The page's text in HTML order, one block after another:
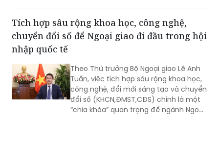
Tích hợp sâu rộng khoa học, công nghệ,
chuyển đổi số để Ngoại giao đi đầu trong hội
nhập quốc tế
Theo Thứ trưởng Bộ Ngoại giao Lê Anh
Tuấn, việc tích hợp sâu rộng khoa học,
công nghệ, đổi mới sáng tạo và chuyển
đổi số (KHCN,ĐMST,CĐS) chính là một
“chìa khóa” quan trọng để ngành Ngoại